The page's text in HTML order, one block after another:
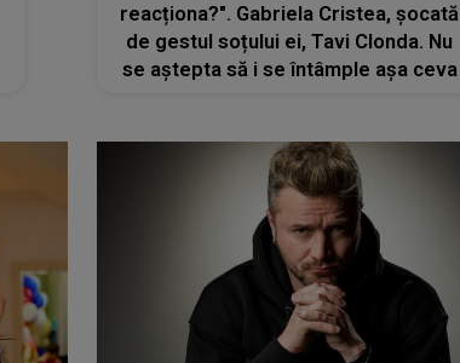
reacționa?". Gabriela Cristea, șocată
de gestul soțului ei, Tavi Clonda. Nu
se aştepta să i se întâmple așa ceva